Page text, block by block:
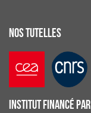
NOS TUTELLES
INSTITUT FINANCÉ PAR